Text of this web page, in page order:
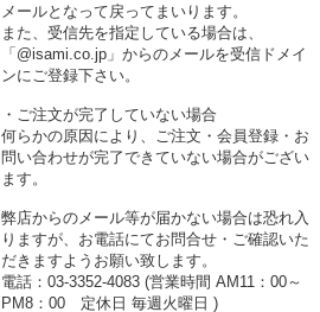
メールとなって戻ってまいります。
また、受信先を指定している場合は、
「@isami.co.jp」からのメールを受信ドメイ
ンにご登録下さい。
・ご注文が完了していない場合
何らかの原因により、ご注文・会員登録・お
問い合わせが完了できていない場合がござい
ます。
弊店からのメール等が届かない場合は恐れ入
りますが、お電話にてお問合せ・ご確認いた
だきますようお願い致します。
電話：03-3352-4083 (営業時間 AM11：00～
PM8：00 定休日 毎週火曜日 )